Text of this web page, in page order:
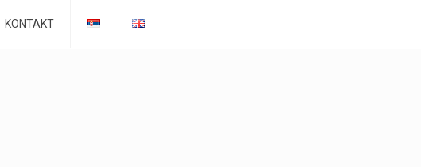
KONTAKT